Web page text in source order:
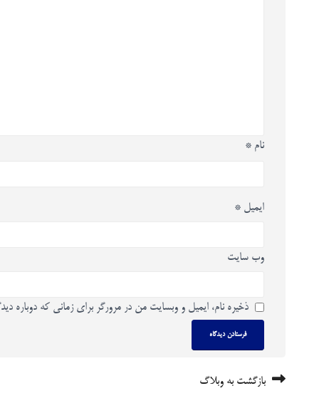
نام *
ایمیل *
وب‌ سایت
ذخیره نام، ایمیل و وبسایت من در مرورگر برای زمانی که دوباره
بازگشت به وبلاگ